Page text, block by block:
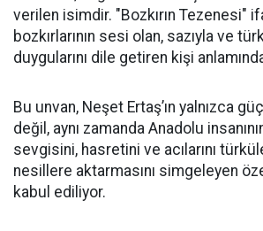
verilen isimdir. "Bozkırın Tezenesi"
bozkırlarının sesi olan, sazıyla ve
duygularını dile getiren kişi
Bu unvan, Neşet Ertaş’ın yalnızca
değil, aynı zamanda Anadolu
sevgisini, hasretini ve acılarını
nesillere aktarmasını simgeleyen
kabul ediliyor.